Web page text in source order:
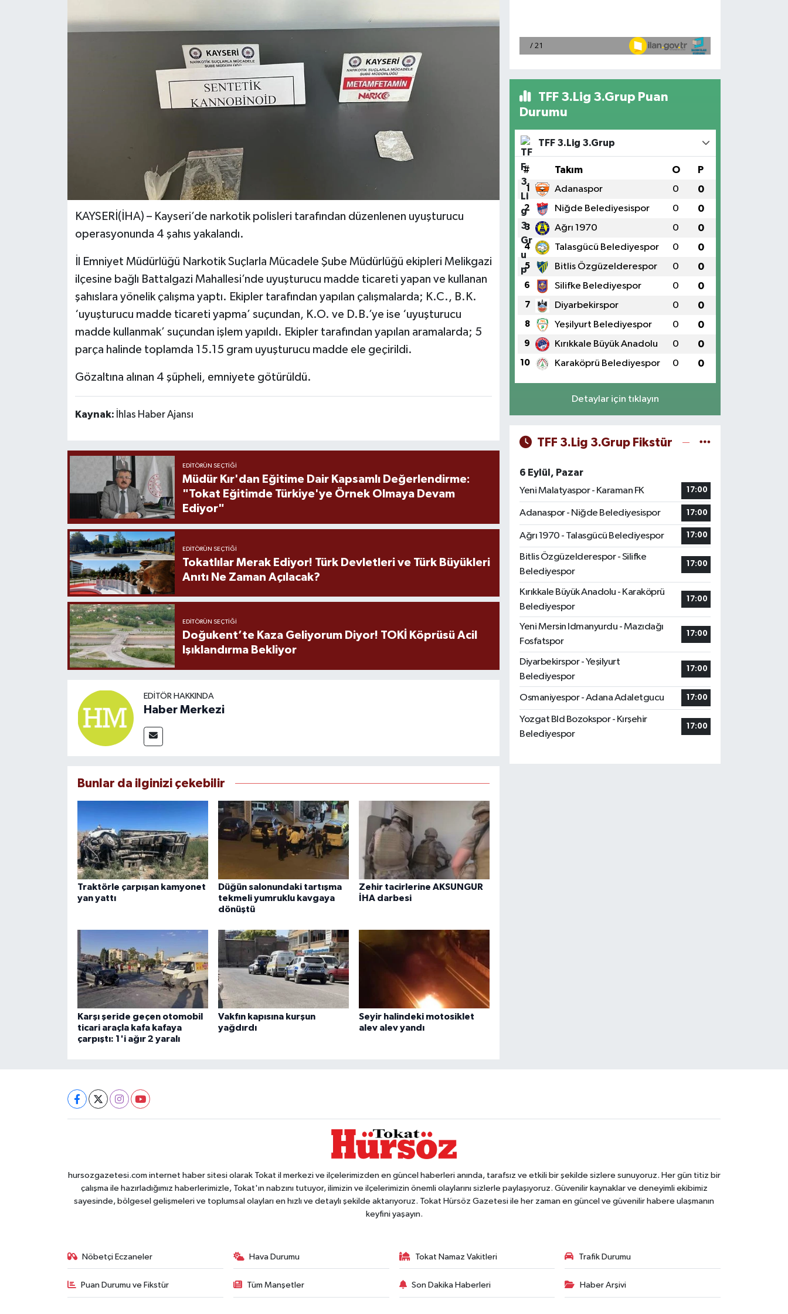
KAYSERİ(İHA) – Kayseri’de narkotik polisleri tarafından düzenlenen uyuşturucu
operasyonunda 4 şahıs yakalandı.
İl Emniyet Müdürlüğü Narkotik Suçlarla Mücadele Şube Müdürlüğü ekipleri Melikgazi
ilçesine bağlı Battalgazi Mahallesi’nde uyuşturucu madde ticareti yapan ve kullanan
şahıslara yönelik çalışma yaptı. Ekipler tarafından yapılan çalışmalarda; K.C., B.K.
‘uyuşturucu madde ticareti yapma’ suçundan, K.O. ve D.B.’ye ise ‘uyuşturucu
madde kullanmak’ suçundan işlem yapıldı. Ekipler tarafından yapılan aramalarda; 5
parça halinde toplamda 15.15 gram uyuşturucu madde ele geçirildi.
Gözaltına alınan 4 şüpheli, emniyete götürüldü.
Kaynak: İhlas Haber Ajansı
EDITÖRÜN SEÇTIĞI
Müdür Kır'dan Eğitime Dair Kapsamlı Değerlendirme:
"Tokat Eğitimde Türkiye'ye Örnek Olmaya Devam
Ediyor"
EDITÖRÜN SEÇTIĞI
Tokatlılar Merak Ediyor! Türk Devletleri ve Türk Büyükleri
Anıtı Ne Zaman Açılacak?
EDITÖRÜN SEÇTIĞI
Doğukent’te Kaza Geliyorum Diyor! TOKİ Köprüsü Acil
Işıklandırma Bekliyor
EDITÖR HAKKINDA
Haber Merkezi
Bunlar da ilginizi çekebilir
Traktörle çarpışan kamyonet
yan yattı
Düğün salonundaki tartışma
tekmeli yumruklu kavgaya
dönüştü
Zehir tacirlerine AKSUNGUR
İHA darbesi
Karşı şeride geçen otomobil
ticari araçla kafa kafaya
çarpıştı: 1'i ağır 2 yaralı
Vakfın kapısına kurşun
yağdırdı
Seyir halindeki motosiklet
alev alev yandı
TFF 3.Lig 3.Grup Puan
Durumu
TFF 3.Lig 3.Grup
# Takım O P
1 Adanaspor 0 0
2 Niğde Belediyesispor 0 0
3 Ağrı 1970 0 0
4 Talasgücü Belediyespor 0 0
5 Bitlis Özgüzelderespor 0 0
6 Silifke Belediyespor 0 0
7 Diyarbekirspor 0 0
8 Yeşilyurt Belediyespor 0 0
9 Kırıkkale Büyük Anadolu 0 0
10 Karaköprü Belediyespor 0 0
Detaylar için tıklayın
TFF 3.Lig 3.Grup Fikstür
6 Eylül, Pazar
Yeni Malatyaspor - Karaman FK
17:00
Adanaspor - Niğde Belediyesispor 17:00
Ağrı 1970 - Talasgücü Belediyespor 17:00
Bitlis Özgüzelderespor - Silifke
Belediyespor
17:00
Kırıkkale Büyük Anadolu - Karaköprü
Belediyespor
17:00
Yeni Mersin Idmanyurdu - Mazıdağı
Fosfatspor
17:00
Diyarbekirspor - Yeşilyurt
Belediyespor
17:00
Osmaniyespor - Adana Adaletgucu 17:00
Yozgat Bld Bozokspor - Kırşehir
Belediyespor
17:00
hursozgazetesi.com internet haber sitesi olarak Tokat il merkezi ve ilçelerimizden en güncel haberleri anında, tarafsız ve etkili bir şekilde sizlere sunuyoruz. Her gün titiz bir
çalışma ile hazırladığımız haberlerimizle, Tokat'ın nabzını tutuyor, ilimizin ve ilçelerimizin önemli olaylarını sizlerle paylaşıyoruz. Güvenilir kaynaklar ve deneyimli ekibimiz
sayesinde, bölgesel gelişmeleri ve toplumsal olayları en hızlı ve detaylı şekilde aktarıyoruz. Tokat Hürsöz Gazetesi ile her zaman en güncel ve güvenilir habere ulaşmanın
keyfini yaşayın.
Nöbetçi Eczaneler Hava Durumu Tokat Namaz Vakitleri Trafik Durumu
Puan Durumu ve Fikstür Tüm Manşetler Son Dakika Haberleri Haber Arşivi
Ekonomi